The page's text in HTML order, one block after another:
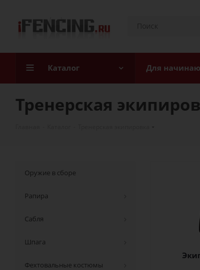
Каталог Для
Тренерская
Оружие в сборе
Рапира
Сабля
Шпага
Фехтовальные костюмы